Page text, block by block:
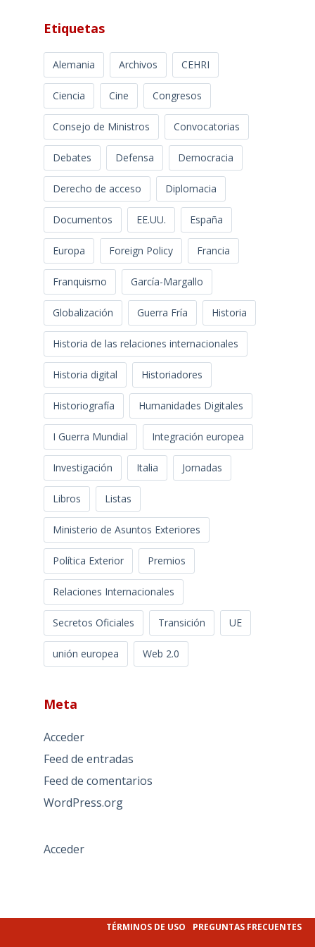
Etiquetas
Alemania Archivos CEHRI
Ciencia Cine Congresos
Consejo de Ministros Convocatorias
Debates Defensa Democracia
Derecho de acceso Diplomacia
Documentos EE.UU. España
Europa Foreign Policy Francia
Franquismo García-Margallo
Globalización Guerra Fría Historia
Historia de las relaciones internacionales
Historia digital Historiadores
Historiografía Humanidades Digitales
I Guerra Mundial Integración europea
Investigación Italia Jornadas
Libros Listas
Ministerio de Asuntos Exteriores
Política Exterior Premios
Relaciones Internacionales
Secretos Oficiales Transición UE
unión europea Web 2.0
Meta
Acceder
Feed de entradas
Feed de comentarios
WordPress.org
Acceder
TÉRMINOS DE USO PREGUNTAS FRECUENTES